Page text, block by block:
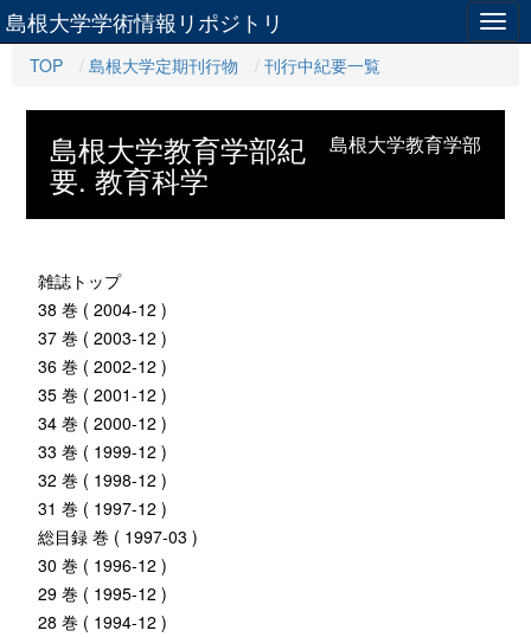
島根大学学術情報リポジトリ
TOP 島根大学定期刊行物 刊行中紀要一覧
島根大学教育学部
島根大学教育学部紀
要. 教育科学
雑誌トップ
38 巻 ( 2004-12 )
37 巻 ( 2003-12 )
36 巻 ( 2002-12 )
35 巻 ( 2001-12 )
34 巻 ( 2000-12 )
33 巻 ( 1999-12 )
32 巻 ( 1998-12 )
31 巻 ( 1997-12 )
総目録 巻 ( 1997-03 )
30 巻 ( 1996-12 )
29 巻 ( 1995-12 )
28 巻 ( 1994-12 )